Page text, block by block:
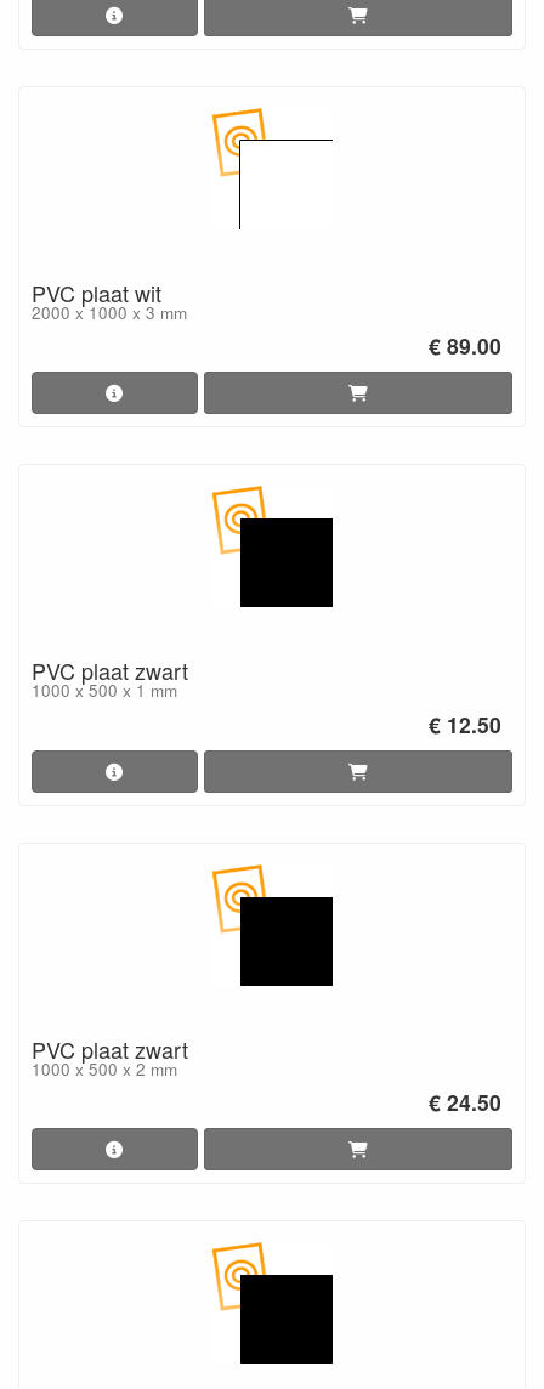
PVC plaat wit
2000 x 1000 x 3 mm
€ 89.00
PVC plaat zwart
1000 x 500 x 1 mm
€ 12.50
PVC plaat zwart
1000 x 500 x 2 mm
€ 24.50